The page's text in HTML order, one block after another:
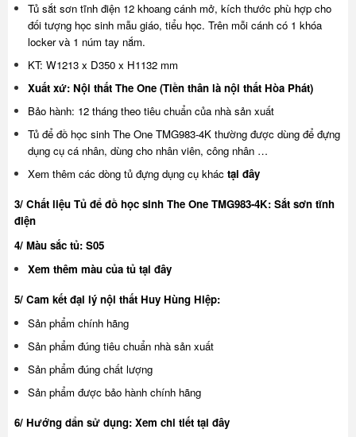
Tủ sắt sơn tĩnh điện 12 khoang cánh mở, kích thước phù hợp cho
đối tượng học sinh mẫu giáo, tiểu học. Trên mỗi cánh có 1 khóa
locker và 1 núm tay nắm.
KT: W1213 x D350 x H1132 mm
Xuất xứ: Nội thất The One (Tiền thân là nội thất Hòa Phát)
Bảo hành: 12 tháng theo tiêu chuẩn của nhà sản xuất
Tủ để đồ học sinh The One TMG983-4K thường được dùng để đựng
dụng cụ cá nhân, dùng cho nhân viên, công nhân …
Xem thêm các dòng tủ đựng dụng cụ khác tại đây
3/ Chất liệu Tủ để đồ học sinh The One TMG983-4K: Sắt sơn tĩnh
điện
4/ Màu sắc tủ: S05
Xem thêm màu của tủ tại đây
5/ Cam kết đại lý nội thất Huy Hùng Hiệp:
Sản phẩm chính hãng
Sản phẩm đúng tiêu chuẩn nhà sản xuất
Sản phẩm đúng chất lượng
Sản phẩm được bảo hành chính hãng
6/ Hướng dẩn sử dụng: Xem chi tiết tại đây